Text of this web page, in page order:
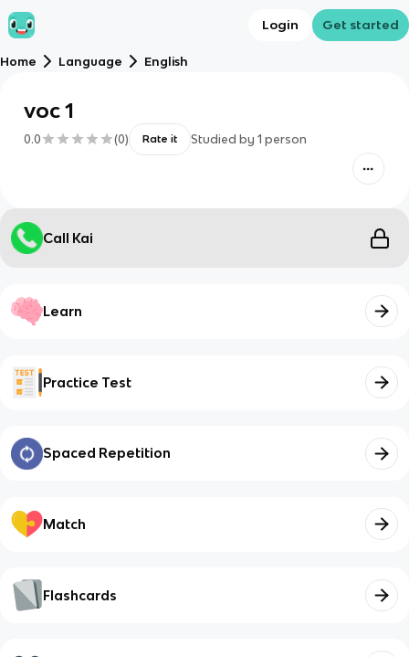
Login Get started
Home Language English
voc 1
0.0 (0) Rate it Studied by 1 person
Call Kai
Learn
Practice Test
Spaced Repetition
Match
Flashcards